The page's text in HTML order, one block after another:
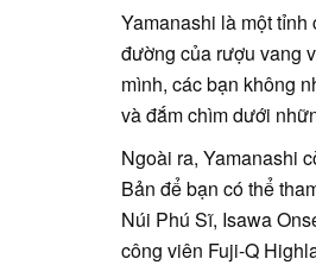
Yamanashi là một
đường của rượu vang
mình, các bạn không
và đắm chìm dưới
Ngoài ra, Yamanashi
Bản để bạn có thể
Núi Phú Sĩ, Isawa
công viên Fuji-Q